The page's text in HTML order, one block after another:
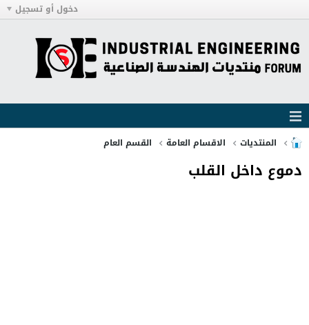
دخول أو تسجيل
المنتديات الاقسام العامة القسم العام
دموع داخل القلب